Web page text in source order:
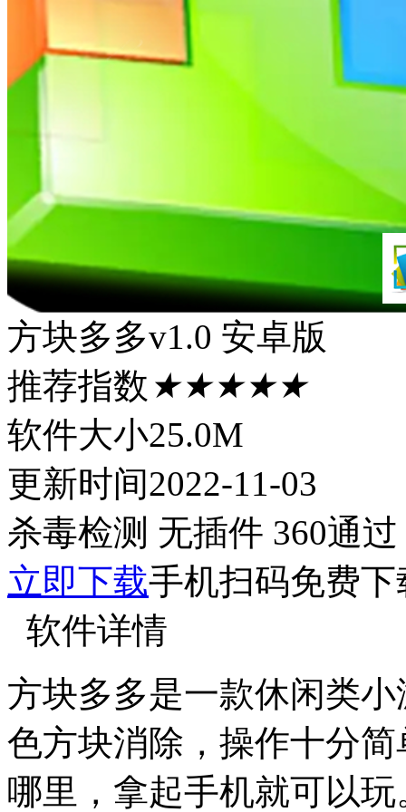
方块多多v1.0 安卓版
推荐指数 ★★★★★
软件大小25.0M
更新时间2022-11-03
杀毒检测 无插件 360通过
立即下载手机扫码免费下
软件详情
方块多多是一款休闲类
色方块消除，操作十分
哪里，拿起手机就可以